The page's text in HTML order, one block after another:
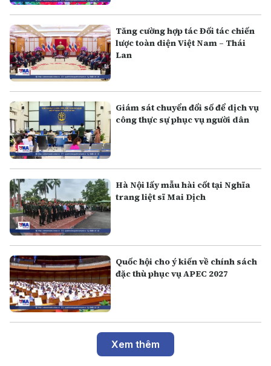
Tăng cường hợp tác Đối tác chiến
lược toàn diện Việt Nam – Thái
Lan
Giám sát chuyển đổi số để dịch vụ
công thực sự phục vụ người dân
Hà Nội lấy mẫu hài cốt tại Nghĩa
trang liệt sĩ Mai Dịch
Quốc hội cho ý kiến về chính sách
đặc thù phục vụ APEC 2027
Xem thêm